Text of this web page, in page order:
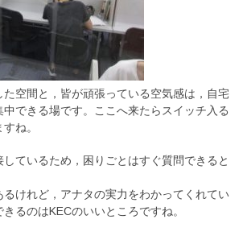
空間と，皆が頑張っている空気感は，自宅
中できる場です。ここへ来たらスイッチ入る
ね。
しているため，困りごとはすぐ質問できると
けれど，アナタの実力をわかってくれてい
るのはKECのいいところですね。